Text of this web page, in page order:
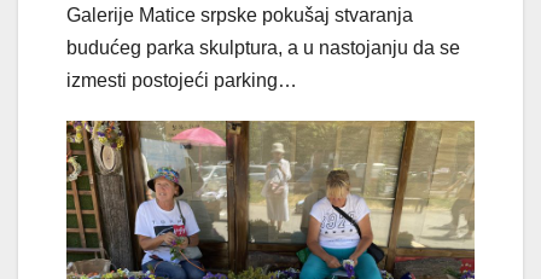
Galerije Matice srpske pokušaj stvaranja
budućeg parka skulptura, a u nastojanju da se
izmesti postojeći parking…